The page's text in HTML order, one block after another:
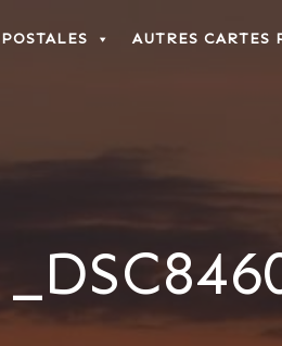
AUTRES CARTES